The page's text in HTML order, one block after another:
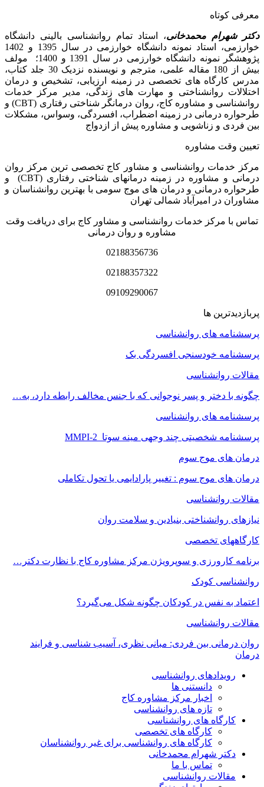
معرفی کوتاه
دکتر شهرام محمدخانی، استاد تمام روانشناسی بالینی دانشگاه
خوارزمی، استاد نمونه دانشگاه خوارزمی در سال 1395 و 1402
پژوهشگر نمونه دانشگاه خوارزمی در سال 1391 و 1400؛ مولف
بیش از 180 مقاله علمی، مترجم و نویسنده نزدیک 30 جلد کتاب،
مدرس کارگاه­ های تخصصی در زمینه ارزیابی، تشخیص و درمان
اختلالات روانشناختی و مهارت های زندگی، مدیر مرکز خدمات
روانشناسی و مشاوره کاج، روان­ درمانگر شناختی رفتاری (CBT) و
طرحواره درمانی در زمینه اضطراب، افسردگی، وسواس، مشکلات
بین فردی و زناشویی و مشاوره پیش از ازدواج
تعیین وقت مشاوره
مرکز خدمات روانشناسی و مشاور کاج تخصصی‏ ترین مرکز روان
درمانی و مشاوره در زمینه درمان‏های شناختی رفتاری (CBT) و
طرحواره درمانی و درمان های موج سومی با بهترین روانشناسان و
مشاوران در امیرآباد شمالی تهران
تماس با مرکز خدمات روانشناسی و مشاور کاج برای دریافت وقت
مشاوره و روان درمانی
02188356736
02188357322
09109290067
پربازدیدترین ها
پرسشنامه های روانشناسی
پرسشنامه خودسنجی افسردگی بک
مقالات روانشناسی
چگونه با دختر و پسر نوجوانی که با جنس مخالف رابطه دارد، به…
پرسشنامه های روانشناسی
پرسشنامه شخصیتی چند وجهی مینه سوتا MMPI-2
درمان های موج سوم
درمان های موج سوم : تغییر پارادایمی یا تحول تکاملی
مقالات روانشناسی
نیازهای روانشناختی بنیادین و سلامت روان
کارگاههای تخصصی
برنامه کارورزی و سوپرویژن مرکز مشاوره کاج با نظارت دکتر…
روانشناسی کودک
اعتماد به‌ نفس در کودکان چگونه شکل می‌گیرد؟
مقالات روانشناسی
روان درمانی بین فردی: مبانی نظری، آسیب شناسی و فرایند
درمان
رویدادهای روانشناسی
دانستنی ها
اخبار مرکز مشاوره کاج
تازه های روانشناسی
کارگاه های روانشناسی
کارگاه های تخصصی
کارگاه های روانشناسی برای غیر روانشناسان
دکتر شهرام محمدخانی
تماس با ما
مقالات روانشناسی